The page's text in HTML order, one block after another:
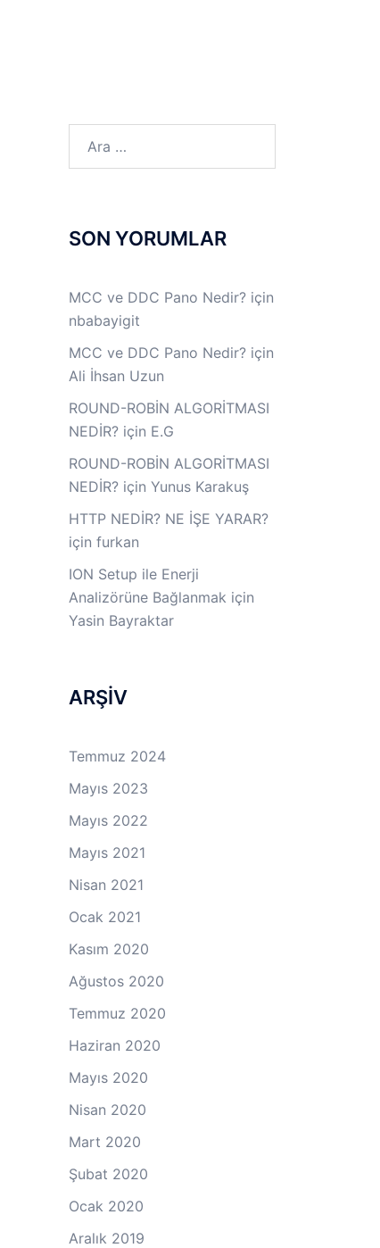
SON YORUMLAR
MCC ve DDC Pano Nedir?için
nbabayigit
MCC ve DDC Pano Nedir?için
Ali İhsan Uzun
ROUND-ROBİN ALGORİTMASI
NEDİR?için E.G
ROUND-ROBİN ALGORİTMASI
NEDİR?için Yunus Karakuş
HTTP NEDİR? NE İŞE YARAR?
için furkan
ION Setup ile Enerji
Analizörüne Bağlanmak için
Yasin Bayraktar
ARŞİV
Temmuz 2024
Mayıs 2023
Mayıs 2022
Mayıs 2021
Nisan 2021
Ocak 2021
Kasım 2020
Ağustos 2020
Temmuz 2020
Haziran 2020
Mayıs 2020
Nisan 2020
Mart 2020
Şubat 2020
Ocak 2020
Aralık 2019